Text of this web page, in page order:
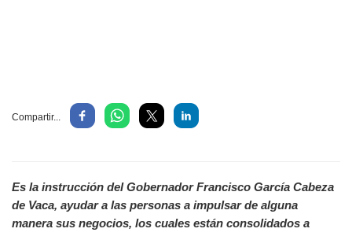
de Vaca, ayudar a las personas a impulsar de alguna
manera sus negocios, los cuales están consolidados a
través de la liberación del acta que reciben como